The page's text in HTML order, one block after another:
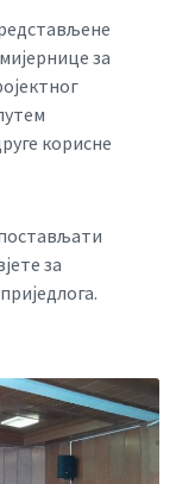
за
корисне
за